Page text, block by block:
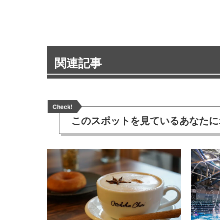
関連記事
Check!
このスポットを見ているあなた